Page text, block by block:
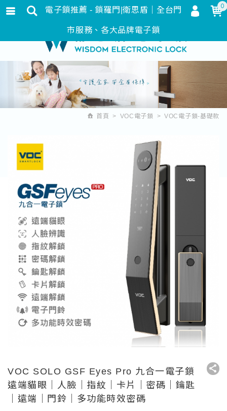
首頁 VOC電子鎖 VOC電子鎖-基礎款
VOC SOLO GSF Eyes Pro 九合一電子鎖
遠端貓眼｜人臉｜指紋｜卡片｜密碼｜鑰匙
｜遠端｜門鈴｜多功能時效密碼
電子鎖推薦 - 鎖羅門|衛思盾｜全台門
市服務、各大品牌電子鎖
0
會員登入
會員註冊
忘記密碼
訂單查詢
追蹤清單
繁體中文